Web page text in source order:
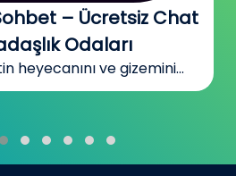
– Ücretsiz Chat
Odaları
heyecanını ve gizemini...